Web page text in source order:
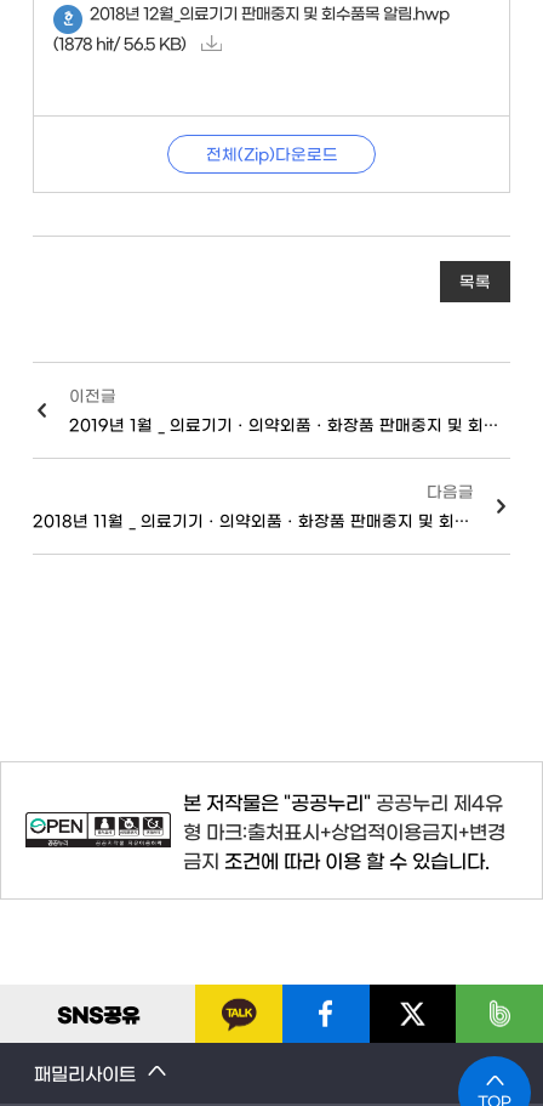
2018년 12월_의료기기 판매중지 및 회수품목 알림.hwp
(1878 hit/ 56.5 KB)
전체(Zip)다운로드
목록
이전글
2019년 1월 _ 의료기기ㆍ의약외품ㆍ화장품 판매중지 및 회수품목 알림
다음글
2018년 11월 _ 의료기기ㆍ의약외품ㆍ화장품 판매중지 및 회수품목 알림
본 저작물은 "공공누리" 공공누리 제4유
형 마크:출처표시+상업적이용금지+변경
금지 조건에 따라 이용 할 수 있습니다.
SNS공유
패밀리사이트
TOP